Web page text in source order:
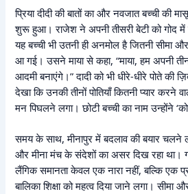
प्रिया दीदी की बातों का और नवजात बच्ची की
शुरू हुआ। राजेश ने अपनी तीसरी बेटी को गोद
यह बच्ची भी उतनी ही अनमोल है जितनी
आ गई। उसने माया से कहा, “माया, हम अपनी
आदमी बनाएंगे।” दादी को भी धीरे-धीरे पोते की
देखा कि उनकी तीनों पोतियाँ कितनी प्यार करने
मन पिघलने लगा। छोटी बच्ची का नाम उन्होंने
समय के साथ, मीनापुर में बदलाव की बयार चलने
और मीना मंच के संदेशों का असर दिख रहा
लैंगिक समानता केवल एक नारा नहीं, बल्कि एक
बालिका शिक्षा को महत्व दिया जाने लगा। सीमा